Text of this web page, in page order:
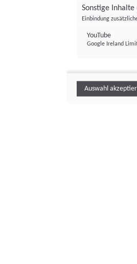
Sonstige Inhalte
Einbindung
YouTube
Google Ireland
Auswahl